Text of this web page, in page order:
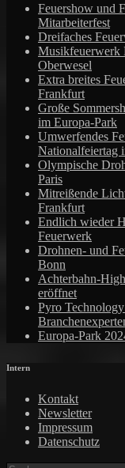
Feuershow und
Mitarbeiterfest
Dreifaches
Musikfeuerwerk
Oberwesel
Extra breites
Frankfurt
Große
im Europa-Park
Umwerfendes
Nationalfeiertag
Olympische
Paris
Mitreißende
Frankfurt
Endlich wieder
Feuerwerk
Drohnen- und
Bonn
Achterbahn-
eröffnet
Pyro
Europa-Park
Intern
Kontakt
Newsletter
Impressum
Datenschutz